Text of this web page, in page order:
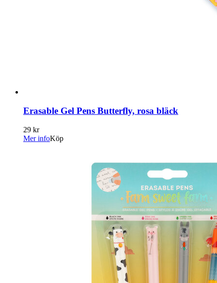
Erasable Gel Pens Butterfly, rosa bläck
29 kr
Mer infoKöp